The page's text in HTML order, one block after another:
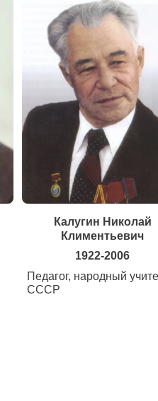
Калугин Николай
Климентьевич
1922-2006
Педагог, народный
СССР